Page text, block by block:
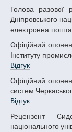
Голова разової ради - Байбуз Олег Григорович, д-р тех. наук, професор, професор кафедри математичного забезпечення ЕОМ
Дніпровського
електронна
Офіційний опонент – Гнатушенко Вікторія Володимирівна, д-р тех. наук, професор, професор кафедри інформаційних технологій і систем
Інституту
Відгук
Офіційний опонент – Голуб Сергій Васильович, д-р .тех. наук, професор, професор кафедри програмного забезпечення автоматизованих
систем
Відгук
Рецензент – Сидорова Марина Геннадіївна, канд. тех. наук, доцент, доцент кафедри математичного забезпечення ЕОМ Дніпровського
національного